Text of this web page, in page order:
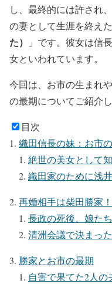
し、最終的には許され
の妻として生涯を終え
た）
」です。彼女は信
女といわれています。
今回は、お市の生まれ
の最期についてご紹介し
目次
織田信長の妹：お市
絶世の美女として
織田家のために浅
再婚相手は柴田勝家
長政の死後、娘た
清洲会議で決まっ
勝家とお市の最期
自害で果てた2人の